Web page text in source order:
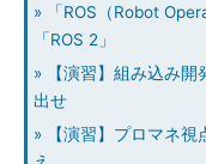
» 「ROS（Robot
「ROS 2」
» 【演習】組み込み開
出せ
» 【演習】プロマネ視